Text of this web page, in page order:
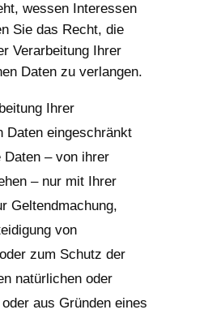
wessen Interessen
Sie das Recht, die
Verarbeitung Ihrer
Daten zu verlangen.
Ihrer
Daten eingeschränkt
Daten – von ihrer
– nur mit Ihrer
Geltendmachung,
von
zum Schutz der
natürlichen oder
aus Gründen eines